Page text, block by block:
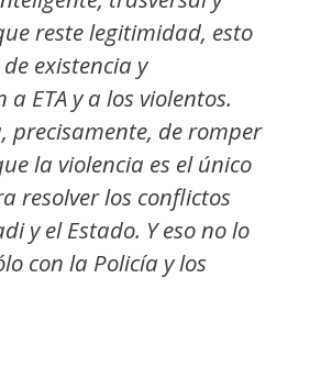
reste legitimidad, esto
existencia y
ETA y a los violentos.
precisamente, de romper
la violencia es el único
resolver los conflictos
y el Estado. Y eso no lo
con la Policía y los